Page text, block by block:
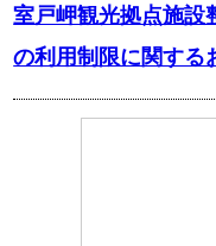
室戸岬観光拠点施設
の利用制限に関する